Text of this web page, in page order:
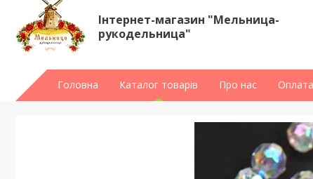
Інтернет-магазин "Мельница-
рукодельница"
Головна Каталог товарів Про нас